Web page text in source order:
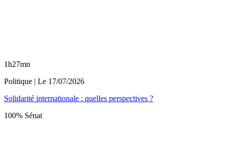
1h27mn
Politique | Le 17/07/2026
Solidarité internationale : quelles perspectives ?
100% Sénat